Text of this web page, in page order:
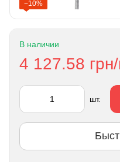
−10%
В наличии
4 127.58
шт.